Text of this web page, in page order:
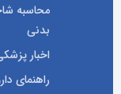
محاسبه
بدنی
اخبار
راهنمای